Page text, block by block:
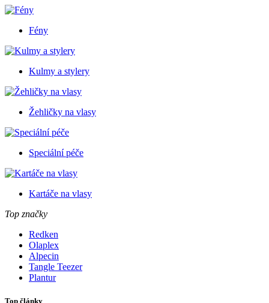
Fény
Kulmy a stylery
Žehličky na vlasy
Speciální péče
Kartáče na vlasy
Top značky
Redken
Olaplex
Alpecin
Tangle Teezer
Plantur
Top články